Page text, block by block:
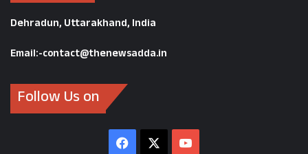
Dehradun, Uttarakhand, India
Email:-contact@thenewsadda.in
Follow Us on
Facebook